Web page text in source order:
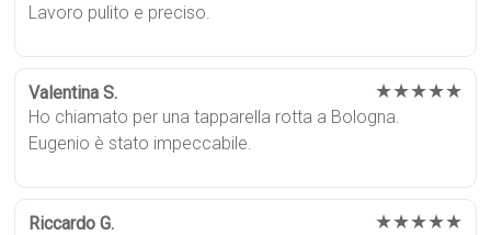
Lavoro pulito e preciso.
Valentina S. ★★★★★
Ho chiamato per una tapparella rotta a Bologna.
Eugenio è stato impeccabile.
Riccardo G. ★★★★★